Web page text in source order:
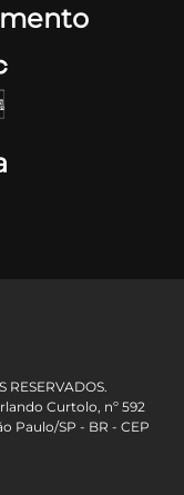
RESERVADOS.
Curtolo, nº 592
Paulo/SP - BR - CEP